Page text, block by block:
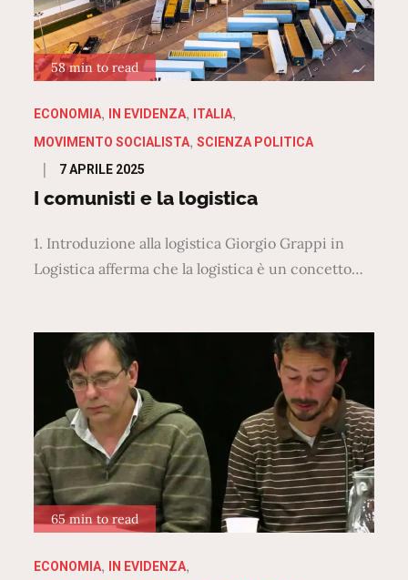
58 min to read
ECONOMIA IN EVIDENZA
ITALIA
MOVIMENTO SOCIALISTA SCIENZA POLITICA
Posted
on
7 APRILE 2025
I comunisti e la logistica
1. Introduzione alla logistica Giorgio Grappi in
Logistica afferma che la logistica è un concetto…
65 min to read
ECONOMIA
IN EVIDENZA